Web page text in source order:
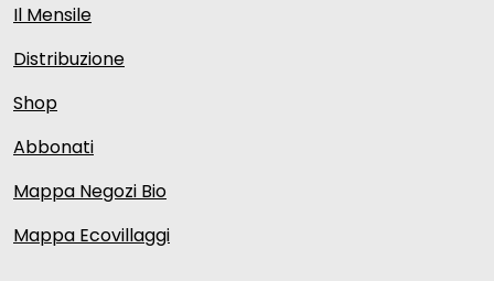
Il Mensile
Distribuzione
Shop
Abbonati
Mappa Negozi Bio
Mappa Ecovillaggi